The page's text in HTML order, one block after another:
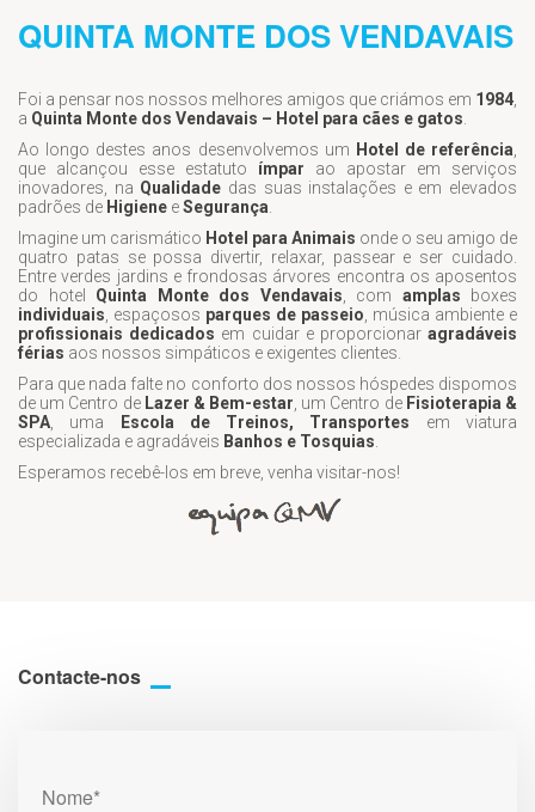
QUINTA MONTE DOS VENDAVAIS
Foi a pensar nos nossos melhores amigos que criámos em 1984
a Quinta Monte dos Vendavais – Hotel para cães e gatos
Ao longo destes anos desenvolvemos um Hotel de referência
que alcançou esse estatuto ímpar ao apostar em serviços
inovadores, na Qualidade das suas instalações e em elevados
padrões de Higiene eSegurança
Imagine um carismático Hotel para Animais onde o seu amigo de
quatro patas se possa divertir, relaxar, passear e ser cuidado.
Entre verdes jardins e frondosas árvores encontra os aposentos
do hotel Quinta Monte dos Vendavais , com amplas boxes
individuais , espaçosos parques de passeio , música ambiente e
profissionais dedicados em cuidar e proporcionaragradáveis
férias aos nossos simpáticos e exigentes clientes.
Para que nada falte no conforto dos nossos hóspedes dispomos
de um Centro de Lazer & Bem-estar , um Centro de Fisioterapia &
SPA , uma Escola de Treinos, Transportes em viatura
especializada e agradáveis Banhos e Tosquias
Esperamos recebê-los em breve, venha visitar-nos!
Contacte-nos
Nome*